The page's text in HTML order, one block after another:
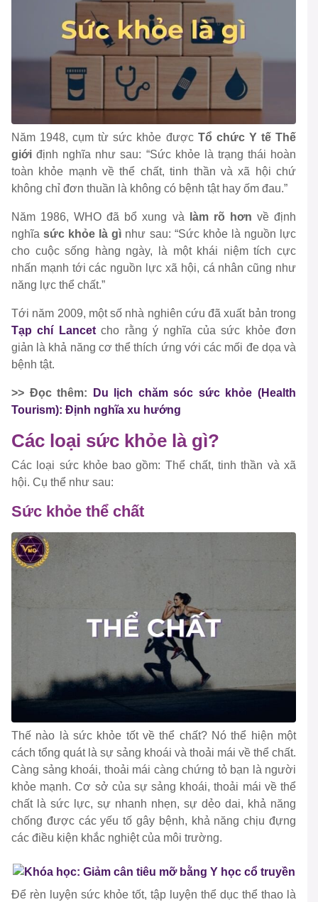
Năm 1948, cụm từ sức khỏe được Tổ chức Y tế Thế
giới định nghĩa như sau: “Sức khỏe là trạng thái hoàn
toàn khỏe mạnh về thể chất, tinh thần và xã hội chứ
không chỉ đơn thuần là không có bệnh tật hay ốm đau.”
Năm 1986, WHO đã bổ xung và làm rõ hơn về định
nghĩasức khỏe là gì như sau: “Sức khỏe là nguồn lực
cho cuộc sống hàng ngày, là một khái niệm tích cực
nhấn mạnh tới các nguồn lực xã hội, cá nhân cũng như
năng lực thể chất.”
Tới năm 2009, một số nhà nghiên cứu đã xuất bản trong
Tạp chí Lancetcho rằng ý nghĩa của sức khỏe đơn
giản là khả năng cơ thể thích ứng với các mối đe dọa và
bệnh tật.
>> Đọc thêm:
Du lịch chăm sóc sức khỏe (Health
Tourism): Định nghĩa xu hướng
Các loại sức khỏe là gì?
Các loại sức khỏe bao gồm: Thể chất, tinh thần và xã
hội. Cụ thể như sau:
Sức khỏe thể chất
Thế nào là sức khỏe tốt về thể chất? Nó thể hiện một
cách tổng quát là sự sảng khoái và thoải mái về thể chất.
Càng sảng khoái, thoải mái càng chứng tỏ bạn là người
khỏe mạnh. Cơ sở của sự sảng khoái, thoải mái về thể
chất là sức lực, sự nhanh nhẹn, sự dẻo dai, khả năng
chống được các yếu tố gây bệnh, khả năng chịu đựng
các điều kiện khắc nghiệt của môi trường.
Để rèn luyện sức khỏe tốt, tập luyện thể dục thể thao là